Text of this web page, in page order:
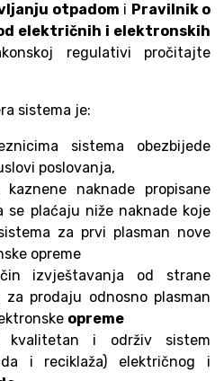
otpadom i Pravilnik o
električnih i elektronskih
regulativi pročitajte
sistema je:
sistema obezbijede
poslovanja,
naknade propisane
se plaćaju niže naknade koje
za prvi plasman nove
opreme
izvještavanja od strane
za prodaju odnosno plasman
opreme
kvalitetan i održiv sistem
i reciklaža) električnog i